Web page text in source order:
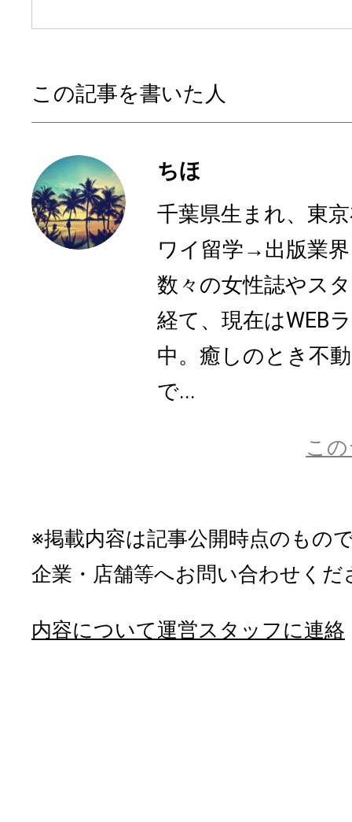
この記事を書いた人
ちほ
千葉県生まれ、東
ワイ留学→出版業
数々の女性誌やス
経て、現在はWEB
中。癒しのとき不
で...
こ
※掲載内容は記事公開時点のもの
企業・店舗等へお問い合わせくだ
内容について運営スタッフに連絡